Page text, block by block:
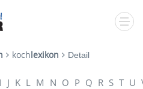
kochlexikon Detail
I J K L M N O P Q R S T U